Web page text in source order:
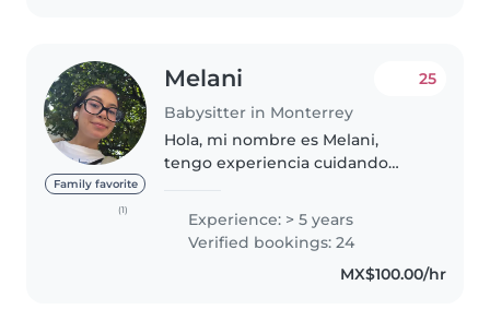
Family favorite
(1)
Melani
Babysitter in Monterrey
25
Hola, mi nombre es Melani,
tengo experiencia cuidando
enfermería y por experiencias
familiares, también se de
primeros auxilios, me gusta jugar
Experience: > 5 years
Verified bookings: 24
MX$100.00/hr